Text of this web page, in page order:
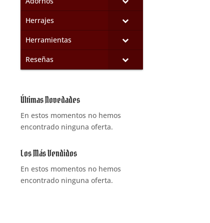
Herrajes
Herramientas
Reseñas
Últimas Novedades
En estos momentos no hemos
encontrado ninguna oferta.
Los Más Vendidos
En estos momentos no hemos
encontrado ninguna oferta.